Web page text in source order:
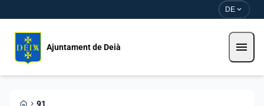
DE expand_more
Ajuntament de Deià menu
HOME CHEVRON_RIGHT 91